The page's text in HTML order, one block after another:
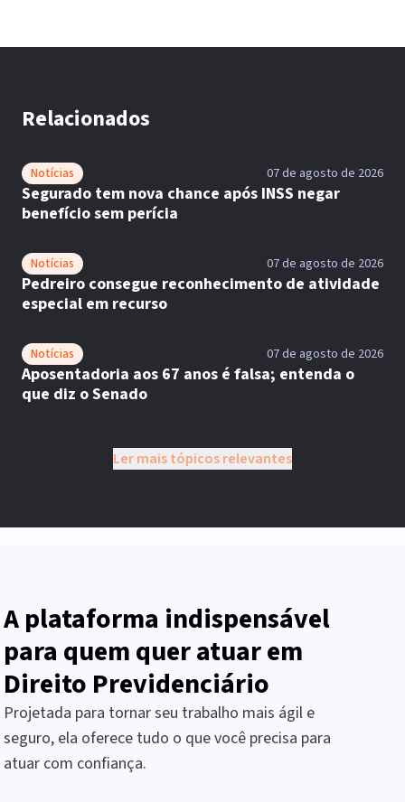
Relacionados
Notícias 07 de agosto de 2026
Segurado tem nova chance após INSS negar
benefício sem perícia
Notícias 07 de agosto de 2026
Pedreiro consegue reconhecimento de atividade
especial em recurso
Notícias 07 de agosto de 2026
Aposentadoria aos 67 anos é falsa; entenda o
que diz o Senado
Ler mais tópicos relevantes
A plataforma indispensável
para quem quer atuar em
Direito Previdenciário
Projetada para tornar seu trabalho mais ágil e
seguro, ela oferece tudo o que você precisa para
atuar com confiança.